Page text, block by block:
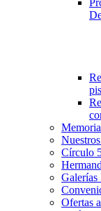
Círculo
Galerías
Ofertas